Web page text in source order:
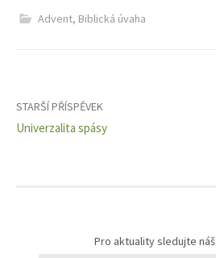
Advent, Biblická úvaha
Navigace
pro
STARŠÍ PŘÍSPĚVEK
Univerzalita spásy
Pro aktuality sledujte náš